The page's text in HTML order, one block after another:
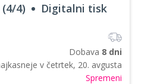
4) Digitalni tisk
Dobava 8 dni
v četrtek, 20. avgusta
Spremeni